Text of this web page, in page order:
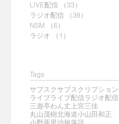
LIVE配信
（33）
ラジオ配信
（38）
NSM
（6）
ラジオ
（1）
Tags
サブスクサブスクリプション
ライブライブ配信ラジオ配信
三遊亭わん丈上宮三佳
丸山茂樹北海道小山田和正